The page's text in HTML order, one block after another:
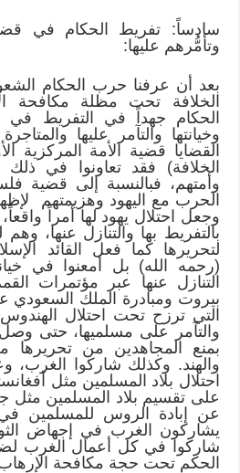
سادساً: تفريط الحكام في
وتأمُّرهم عليها:
بعد أن عرفنا حرب الحكام
الخلافة تحت مظلة مكافحة
الحكام جهداً في التفريط في
وخيانتها والتآمر عليها
القضايا قضية الأمة المركزية
الخلافة) فقد تعاونوا في
وأمتهم، فبالنسبة إلى قضية
الحرب مع اليهود وهزيمتهم
وجعل احتلال يهود لها أمراً
بالتفريط بها والتنازل عنها،
لتحريرها كما فعل القائد
(رحمه الله) بل أمعنوا في
التنازل عنها عبر مؤتمرات
بيروت ومبادرة الملك السعودي
التي ترزح تحت احتلال
والتآمر على مسلميها، حتى
بمنع المجاهدين من تحريرها
والهند. وكذلك شاركوا الغرب،
احتلال بلاد المسلمين مثل
على تقسيم بلاد المسلمين مثل
عن إبادة الروس للمسلمين
يشاركون الغرب في إجهاض
شاركوا في كل أعمال الغرب
الحكم تحت حجة مكافحة